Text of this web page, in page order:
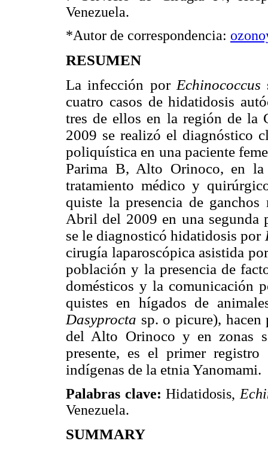
Venezuela.
*Autor de correspondencia:
RESUMEN
La infección por Echinococcus
cuatro casos de hidatidosis
tres de ellos en la región de la
2009 se realizó el diagnóstico
poliquística en una paciente
Parima B, Alto Orinoco, en la
tratamiento médico y
quiste la presencia de
Abril del 2009 en una segunda
se le diagnosticó hidatidosis por
cirugía laparoscópica asistida
población y la presencia de
domésticos y la comunicación
quistes en hígados de
Dasyprocta sp. o picure), hacen
del Alto Orinoco y en zonas
presente, es el primer
indígenas de la etnia Yanomami.
Palabras clave:Hidatidosis,
Venezuela.
SUMMARY